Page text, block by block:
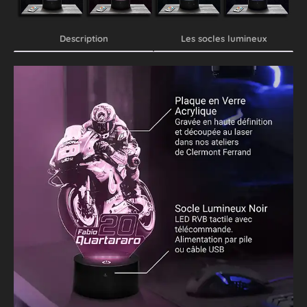
Description Les socles lumineux